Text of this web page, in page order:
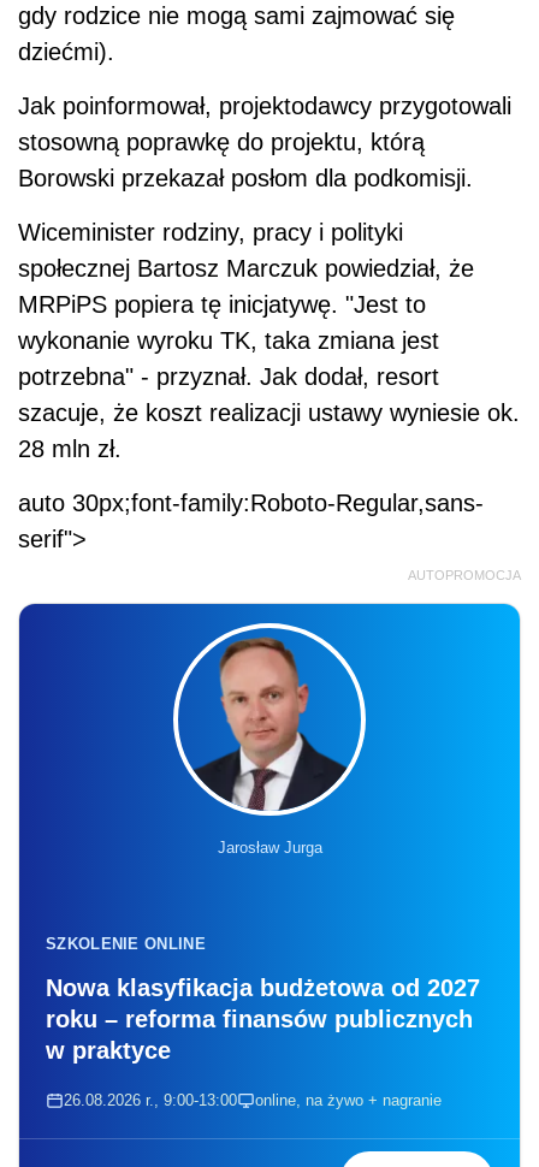
gdy rodzice nie mogą sami zajmować się
dziećmi).
Jak poinformował, projektodawcy przygotowali
stosowną poprawkę do projektu, którą
Borowski przekazał posłom dla podkomisji.
Wiceminister rodziny, pracy i polityki
społecznej Bartosz Marczuk powiedział, że
MRPiPS popiera tę inicjatywę. "Jest to
wykonanie wyroku TK, taka zmiana jest
potrzebna" - przyznał. Jak dodał, resort
szacuje, że koszt realizacji ustawy wyniesie ok.
28 mln zł.
auto 30px;font-family:Roboto-Regular,sans-
serif">
AUTOPROMOCJA
Jarosław Jurga
SZKOLENIE ONLINE
Nowa klasyfikacja budżetowa od 2027
roku – reforma finansów publicznych
w praktyce
26.08.2026 r., 9:00-13:00 online, na żywo + nagranie